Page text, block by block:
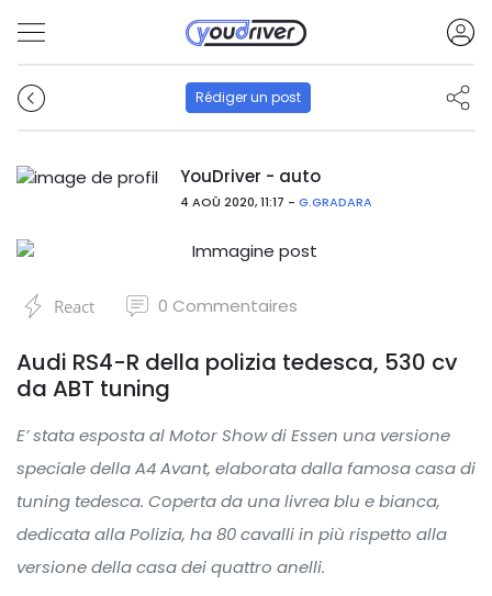
Rédiger un post
YouDriver - auto
4 AOÛ 2020, 11:17 - G.GRADARA
React 0 Commentaires
Audi RS4-R della polizia tedesca, 530 cv
da ABT tuning
E’ stata esposta al Motor Show di Essen una versione
speciale della A4 Avant, elaborata dalla famosa casa di
tuning tedesca. Coperta da una livrea blu e bianca,
dedicata alla Polizia, ha 80 cavalli in più rispetto alla
versione della casa dei quattro anelli.